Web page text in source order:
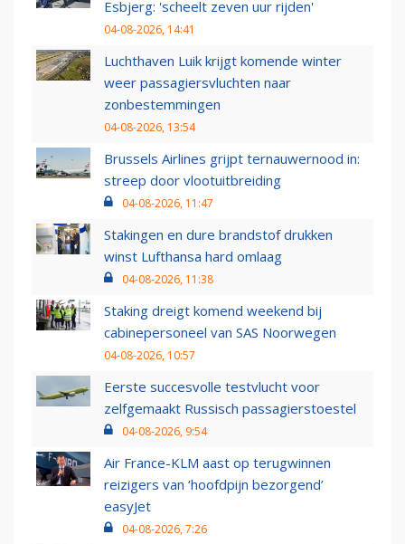
Esbjerg: 'scheelt zeven uur rijden'
04-08-2026, 14:41
Luchthaven Luik krijgt komende winter
weer passagiersvluchten naar
zonbestemmingen
04-08-2026, 13:54
Brussels Airlines grijpt ternauwernood in:
streep door vlootuitbreiding
04-08-2026, 11:47
Stakingen en dure brandstof drukken
winst Lufthansa hard omlaag
04-08-2026, 11:38
Staking dreigt komend weekend bij
cabinepersoneel van SAS Noorwegen
04-08-2026, 10:57
Eerste succesvolle testvlucht voor
zelfgemaakt Russisch passagierstoestel
04-08-2026, 9:54
Air France-KLM aast op terugwinnen
reizigers van ‘hoofdpijn bezorgend’
easyJet
04-08-2026, 7:26